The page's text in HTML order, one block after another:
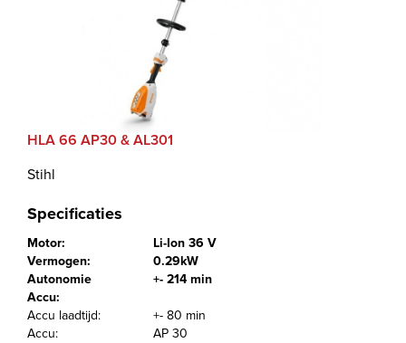
HLA 66 AP30 & AL301
Stihl
Specificaties
Motor:
Li-Ion 36 V
Vermogen:
0.29kW
Autonomie
Accu:
+- 214 min
Accu laadtijd:
+- 80 min
Accu:
AP 30